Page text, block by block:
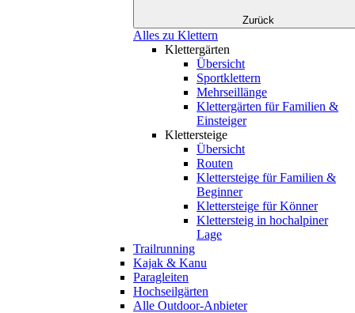
Zurück
Alles zu Klettern
Klettergärten
Übersicht
Sportklettern
Mehrseillänge
Klettergärten für Familien &
Einsteiger
Klettersteige
Übersicht
Routen
Klettersteige für Familien &
Beginner
Klettersteige für Könner
Klettersteig in hochalpiner
Lage
Trailrunning
Kajak & Kanu
Paragleiten
Hochseilgärten
Alle Outdoor-Anbieter